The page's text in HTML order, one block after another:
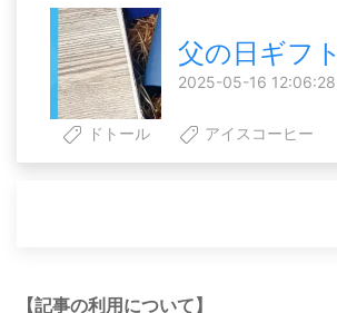
父の日ギフト
2025-05-16 12:06:28
ドトール アイスコーヒー
【記事の利用について】